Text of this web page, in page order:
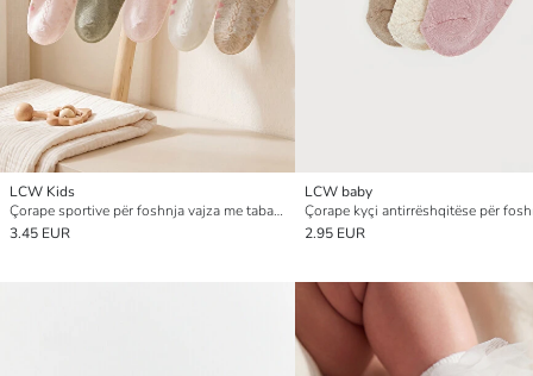
LCW Kids
Çorape sportive për foshnja vajza me taban kundër rrëshqitjes, pesë-pako
3.45 EUR
LCW baby
2.95 EUR